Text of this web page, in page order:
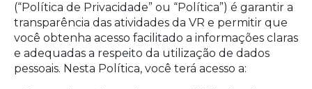
(“Política de Privacidade” ou “Política”) é garantir a
transparência das atividades da VR e permitir que
você obtenha acesso facilitado a informações claras
e adequadas a respeito da utilização de dados
pessoais. Nesta Política, você terá acesso a: